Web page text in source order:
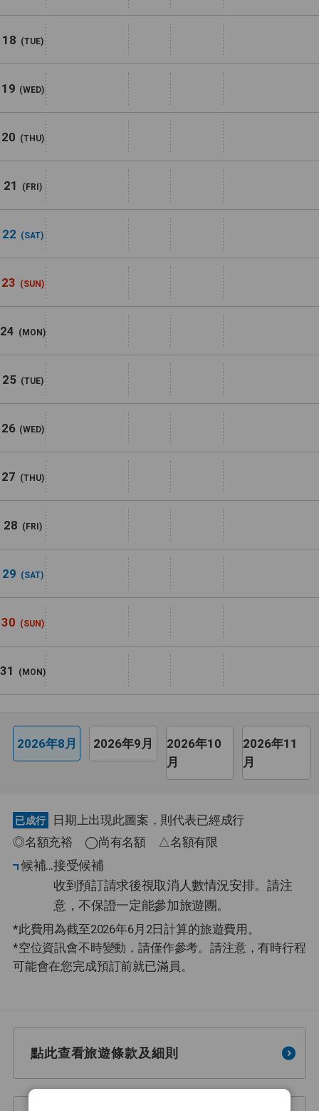
18 (TUE)
19 (WED)
20 (THU)
21 (FRI)
22 (SAT)
23 (SUN)
24 (MON)
25 (TUE)
26 (WED)
27 (THU)
28 (FRI)
29 (SAT)
30 (SUN)
31 (MON)
2026年8月 2026年9月
2026年10
月
2026年11
月
已成行
日期上出現此圖案，則代表已經成行
◎名額充裕 ◯尚有名額 △名額有限
候補 接受候補
收到預訂請求後視取消人數情況安排。請注
意，不保證一定能參加旅遊團。
*此費用為截至2026年6月2日計算的旅遊費用。
*空位資訊會不時變動，請僅作參考。請注意，有時行程
可能會在您完成預訂前就已滿員。
點此查看旅遊條款及細則